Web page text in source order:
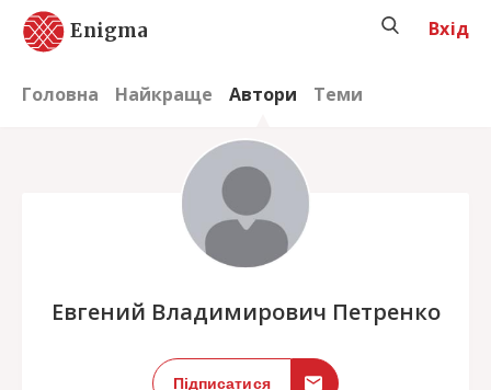
Enigma
Головна Найкраще Автори Теми
Вхід
Евгений Владимирович Петренко
Підписатися